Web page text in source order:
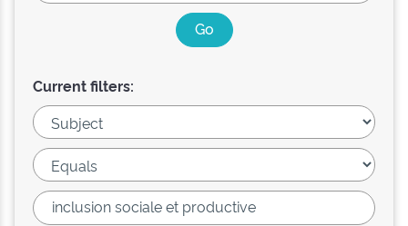
Current filters: